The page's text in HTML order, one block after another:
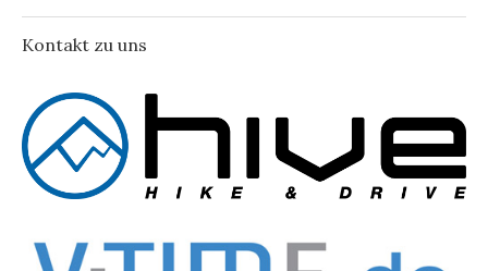
Kontakt zu uns